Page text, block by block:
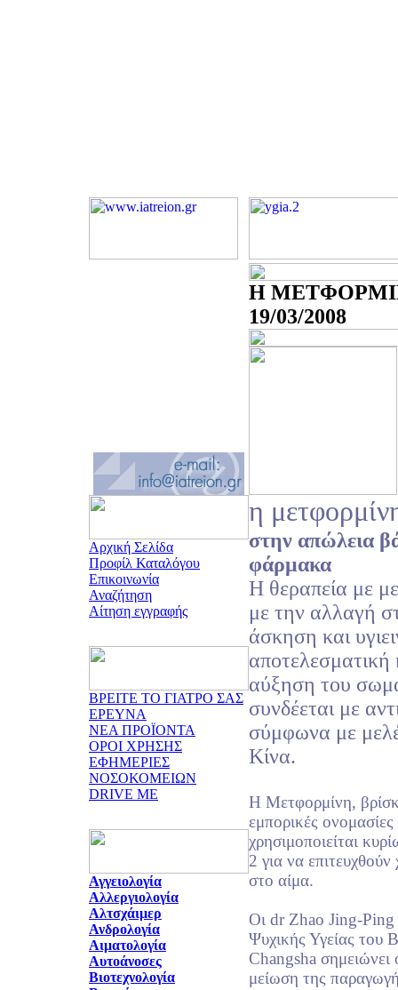
Αρχική Σελίδα
Προφίλ Καταλόγου
Επικοινωνία
Αναζήτηση
Αίτηση εγγραφής
ΒΡΕΙΤΕ ΤΟ ΓΙΑΤΡΟ ΣΑΣ
ΕΡΕΥΝΑ
ΝΕΑ ΠΡΟΪΟΝΤΑ
ΟΡΟΙ ΧΡΗΣΗΣ
ΕΦΗΜΕΡΙΕΣ
ΝΟΣΟΚΟΜΕΙΩΝ
DRIVE ME
Αγγειολογία
Αλλεργιολογία
Αλτσχάιμερ
Ανδρολογία
Αιματολογία
Αυτοάνοσες
Βιοτεχνολογία
Η
19/03/2008
η
στην απώλεια
φάρμακα
Η θεραπεία με
με την αλλαγή
άσκηση και
αποτελεσματική
αύξηση του
συνδέεται με
σύμφωνα με
Κίνα.
Η Μετφορμίνη,
εμπορικές
χρησιμοποιείται
2 για να
στο αίμα.
Οι dr Zhao Jing-Ping
Ψυχικής Υγείας του
Changsha σημειώνει
μείωση της